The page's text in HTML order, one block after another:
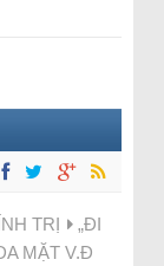
TRỊ
„ĐI
MẶT V.Đ